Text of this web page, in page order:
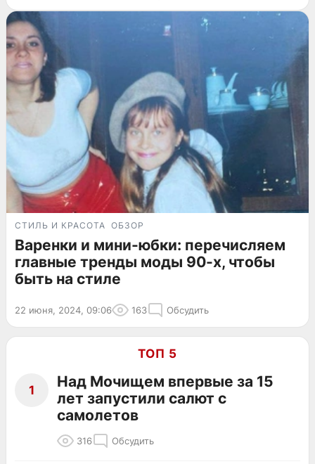
СТИЛЬ И КРАСОТА ОБЗОР
Варенки и мини-юбки: перечисляем
главные тренды моды 90-х, чтобы
быть на стиле
22 июня, 2024, 09:06 163 Обсудить
ТОП 5
1
Над Мочищем впервые за 15
лет запустили салют с
самолетов
316 Обсудить